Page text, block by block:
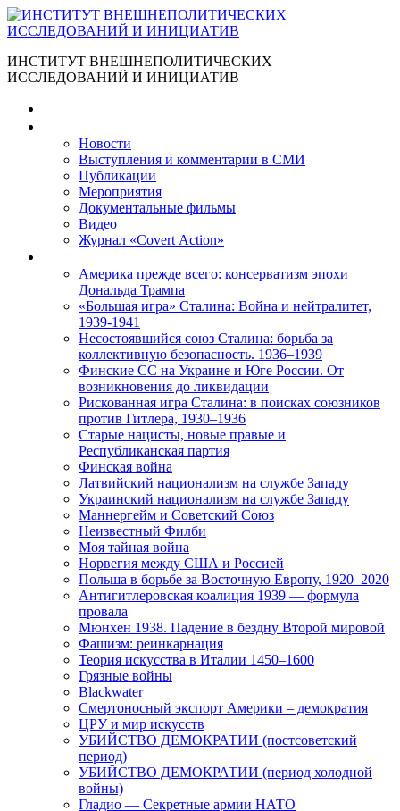
ИНСТИТУТ ВНЕШНЕПОЛИТИЧЕСКИХ
ИССЛЕДОВАНИЙ И ИНИЦИАТИВ
Новости
Выступления и коммента­рии в СМИ
Публикации
Мероприятия
Документальные фильмы
Видео
Журнал «Covert Action»
Америка прежде всего: консерватизм эпохи
Дональда Трампа
«Большая игра» Сталина: Война и нейтралитет,
1939-1941
Несостоявшийся союз Сталина: борьба за
коллективную безопасность. 1936–1939
Финские СС на Украине и Юге России. От
возникновения до ликвидации
Рискованная игра Сталина: в поисках союзников
против Гитлера, 1930–1936
Старые нацисты, новые правые и
Республиканская партия
Финская война
Латвийский национализм на службе Западу
Украинский национализм на службе Западу
Маннергейм и Советский Союз
Неизвестный Филби
Моя тайная война
Норвегия между США и Россией
Польша в борьбе за Восточную Европу, 1920–2020
Антигитлеровская коалиция 1939 — формула
провала
Мюнхен 1938. Падение в бездну Второй мировой
Фашизм: реинкарнация
Теория искусства в Италии 1450–1600
Грязные войны
Blackwater
Смертоносный экспорт Америки – демократия
ЦРУ и мир искусств
УБИЙСТВО ДЕМОКРАТИИ (постсоветский
период)
УБИЙСТВО ДЕМОКРАТИИ (период холодной
войны)
Гладио — Секретные армии НАТО